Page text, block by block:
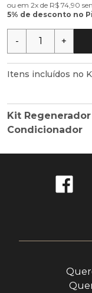
ou em 2x de R$ 74,90
5% de desconto no
- +
Itens incluídos no
Kit
Condicionador
1 Shampoo